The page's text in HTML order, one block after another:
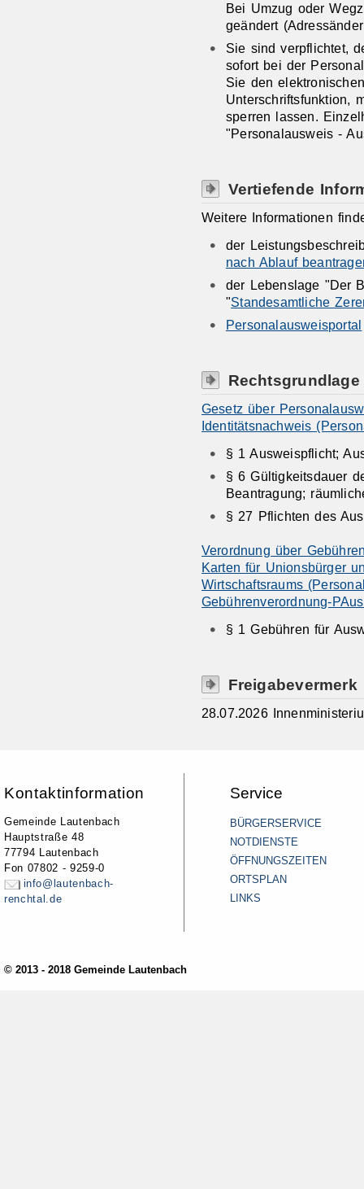
Bei Umzug oder
geändert
Sie sind verpflichtet,
sofort bei der
Sie den
Unterschriftsfunktion,
sperren lassen.
"Personalausweis -
Vertiefende
Weitere Informationen
der
nach Ablauf
der Lebenslage "Der
"Standesamtliche
Personalausweisportal
Rechtsgrundlage
Gesetz über
Identitätsnachweis
§ 1 Ausweispflicht;
§ 6 Gültigkeitsdauer
Beantragung;
§ 27 Pflichten des
Verordnung über
Karten für Unionsbürger
Wirtschaftsraums
Gebührenverordnung-
§ 1 Gebühren für
Freigabevermerk
28.07.2026
Kontaktinformation
Gemeinde Lautenbach
Hauptstraße 48
77794 Lautenbach
Fon 07802 - 9259-0
info@lautenbach-
renchtal.de
Service
BÜRGERSERVICE
NOTDIENSTE
ÖFFNUNGSZEITEN
ORTSPLAN
LINKS
© 2013 - 2018 Gemeinde Lautenbach